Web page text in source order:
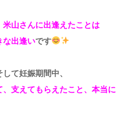
山さんに出逢えたことは
な出逢いです
て妊娠期間中、
支えてもらえたこと、本当に